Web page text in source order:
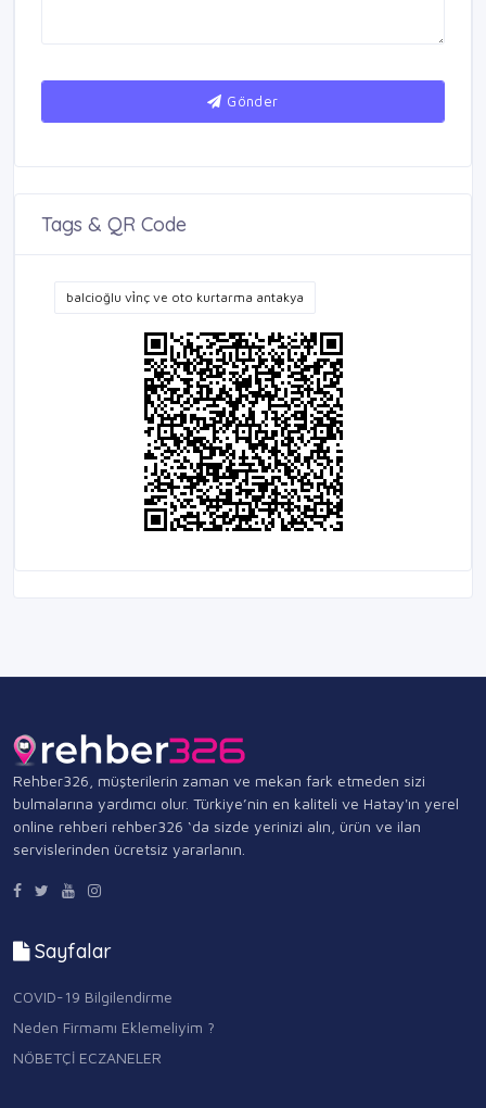
Gönder
Tags & QR Code
balcioğlu vi̇nç ve oto kurtarma antakya
Rehber326, müşterilerin zaman ve mekan fark etmeden sizi
bulmalarına yardımcı olur. Türkiye’nin en kaliteli ve Hatay'ın yerel
online rehberi rehber326 ‘da sizde yerinizi alın, ürün ve ilan
servislerinden ücretsiz yararlanın.
Sayfalar
COVID-19 Bilgilendirme
Neden Firmamı Eklemeliyim ?
NÖBETÇİ ECZANELER